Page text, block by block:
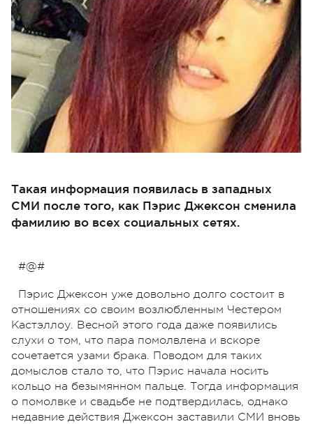
Такая информация появилась в западных
СМИ после того, как Пэрис Джексон сменила
фамилию во всех социальных сетях.
#@#
Пэрис Джексон уже довольно долго состоит в
отношениях со своим возлюбленным Честером
Кастэллоу. Весной этого года даже появились
слухи о том, что пара помолвлена и вскоре
сочетается узами брака. Поводом для таких
домыслов стало то, что Пэрис начала носить
кольцо на безымянном пальце. Тогда информация
о помолвке и свадьбе не подтвердилась, однако
недавние действия Джексон заставили СМИ вновь